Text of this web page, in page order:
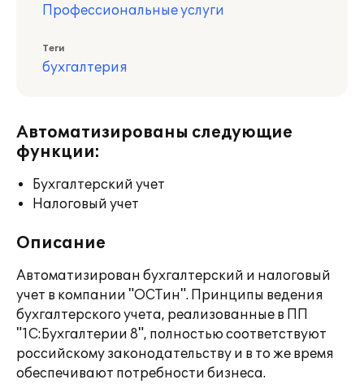
Профессиональные услуги
Теги
бухгалтерия
Автоматизированы следующие
функции:
Бухгалтерский учет
Налоговый учет
Описание
Автоматизирован бухгалтерский и налоговый
учет в компании "ОСТин". Принципы ведения
бухгалтерского учета, реализованные в ПП
"1С:Бухгалтерии 8", полностью соответствуют
российскому законодательству и в то же время
обеспечивают потребности бизнеса.